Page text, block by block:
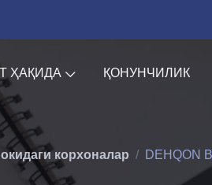
ҲАҚИДА ҚОНУНЧИЛИК
корхоналар DEHQON